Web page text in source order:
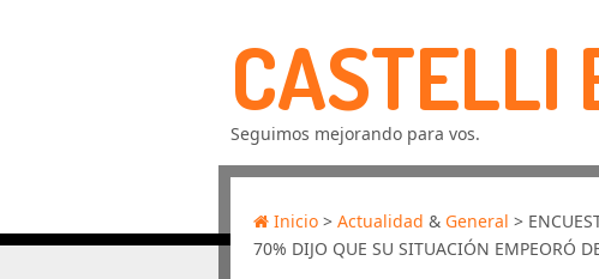
CASTELLI
Seguimos mejorando para vos.
Inicio >Actualidad & General >
70% DIJO QUE SU SITUACIÓN EMPEORÓ